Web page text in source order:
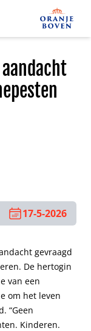
17-5-2026
gevraagd
De hertogin
van een
om het leven
“Geen
Kinderen.